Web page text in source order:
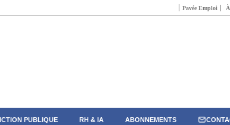
Pavée Emploi
PUBLIQUE RH & IA ABONNEMENTS